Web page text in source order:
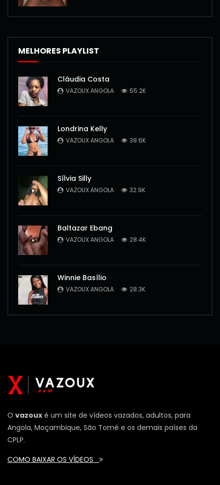
MELHORES PLAYLIST
Cláudia Costa
VAZOUX ANGOLA 55.2K
Londrina Kelly
VAZOUX ANGOLA 38.6K
Sílvia Silly
VAZOUX ANGOLA 32.9K
Baltazar Ebang
VAZOUX ANGOLA 28.4K
Winnie Basílio
VAZOUX ANGOLA 28.3K
O vazoux é um site de vídeos vazados, adultos, para
Angola, Moçambique, São Tomé e os demais países da
CPLP.
COMO BAIXAR OS VÍDEOS